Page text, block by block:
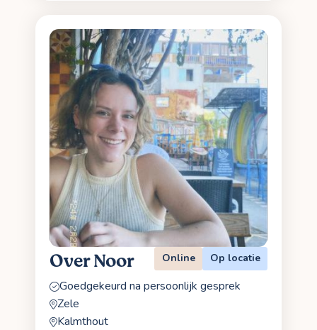
Over Noor Online Op locatie
Goedgekeurd na persoonlijk gesprek
Zele
Kalmthout